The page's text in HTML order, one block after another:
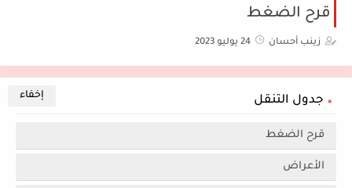
قرح الضغط
زينب أحسان 24 يوليو 2023
جدول التنقل
قرح الضغط
الأعراض